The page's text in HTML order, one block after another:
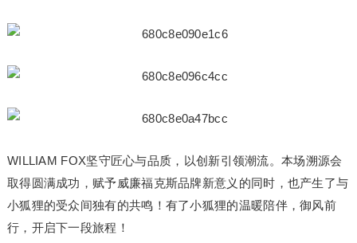
WILLIAM FOX坚守匠心与品质，以创新引领潮流。本场溯源会
取得圆满成功，赋予威廉福克斯品牌新意义的同时，也产生了与
小狐狸的受众间独有的共鸣！有了小狐狸的温暖陪伴，御风前
行，开启下一段旅程！